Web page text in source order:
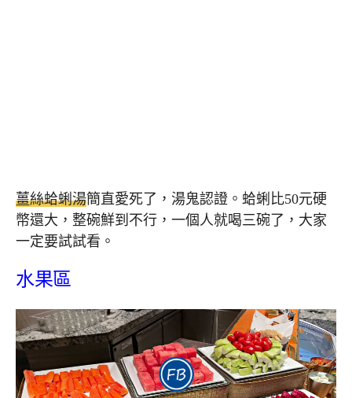
薑絲蛤蜊湯簡直愛死了，湯鬼認證。蛤蜊比50元硬
幣還大，整碗鮮到不行，一個人就喝三碗了，大家
一定要試試看。
水果區